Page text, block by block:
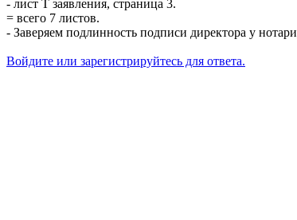
- лист Т заявления, страница 3.
= всего 7 листов.
- Заверяем подлинность подписи директора у
Войдите или зарегистрируйтесь для ответа.